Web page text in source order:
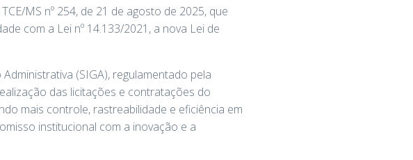
MS nº 254, de 21 de agosto de 2025, que
com a Lei nº 14.133/2021, a nova Lei de
(SIGA), regulamentado pela
das licitações e contratações do
mais controle, rastreabilidade e eficiência em
institucional com a inovação e a